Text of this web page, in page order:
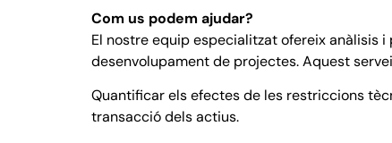
Com us podem ajudar?
El nostre equip especialitzat ofereix anàlisis
desenvolupament de projectes. Aquest
Quantificar els efectes de les restriccions
transacció dels actius.